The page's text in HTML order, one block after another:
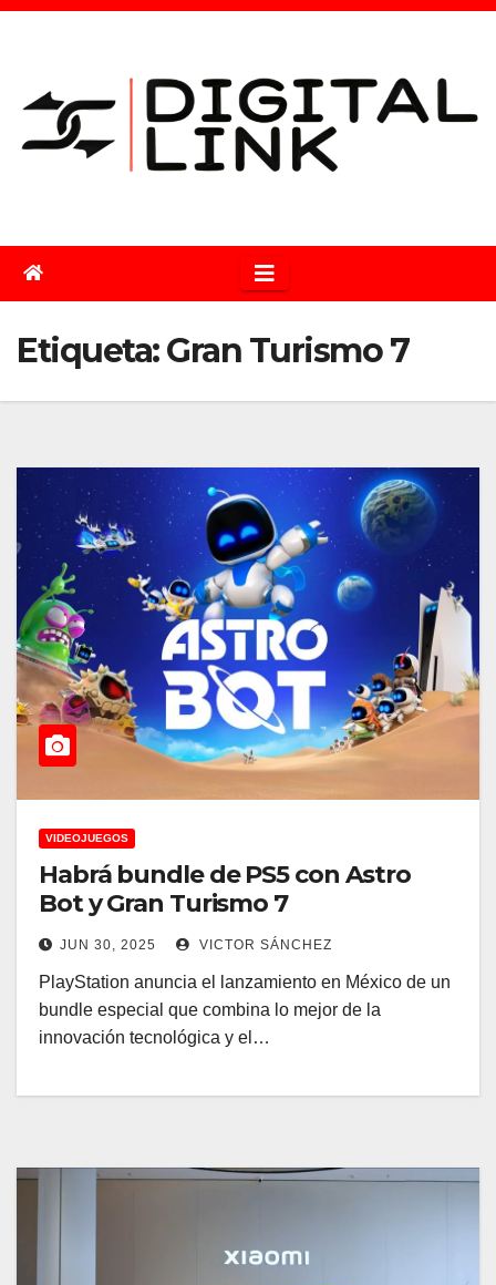
Saltar
Etiqueta:Gran Turismo 7
VIDEOJUEGOS
Habrá bundle de PS5 con Astro
Bot y Gran Turismo 7
JUN 30, 2025 VICTOR SÁNCHEZ
PlayStation anuncia el lanzamiento en México de un
bundle especial que combina lo mejor de la
innovación tecnológica y el…